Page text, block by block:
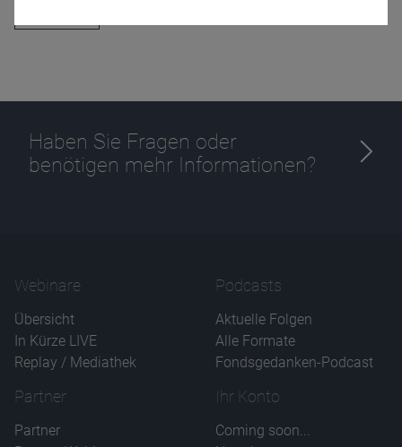
Haben Sie Fragen oder
benötigen mehr Informationen?
Webinare
Übersicht
In Kürze LIVE
Replay / Mediathek
Podcasts
Aktuelle Folgen
Alle Formate
Fondsgedanken-Podcast
Partner
Partner
Ihr Konto
Coming soon...
Name
CPref
Anbieter
D&C